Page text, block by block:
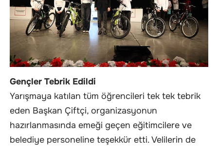
Gençler Tebrik Edildi
Yarışmaya katılan tüm öğrencileri tek tek tebrik
eden Başkan Çiftçi, organizasyonun
hazırlanmasında emeği geçen eğitimcilere ve
belediye personeline teşekkür etti. Velilerin de